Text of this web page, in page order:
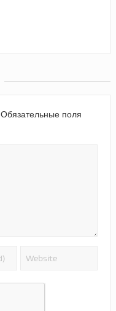
Обязательные поля